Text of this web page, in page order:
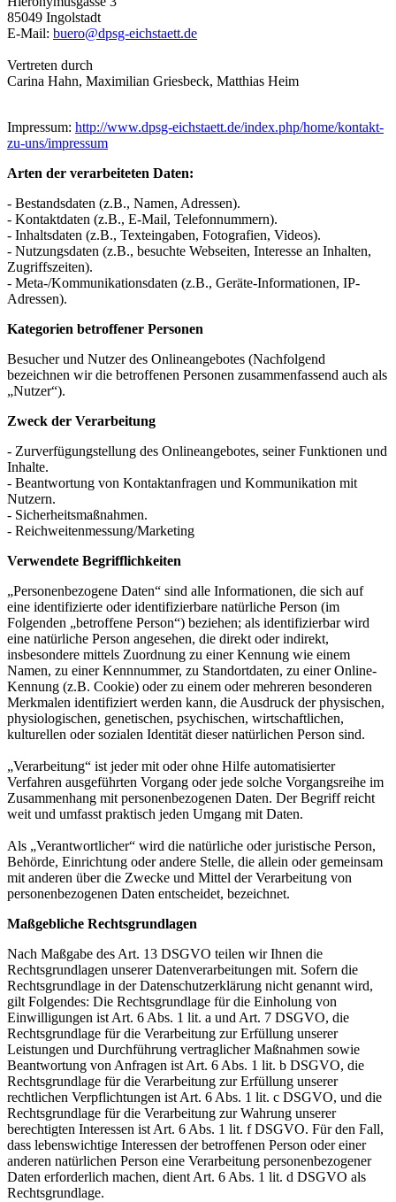
85049 Ingolstadt
E-Mail: buero@dpsg-eichstaett.de
Vertreten durch
Carina Hahn, Maximilian Griesbeck, Matthias Heim
Impressum: http://www.dpsg-eichstaett.de/index.php/home/kontakt-
zu-uns/impressum
Arten der verarbeiteten Daten:
- Bestandsdaten (z.B., Namen, Adressen).
- Kontaktdaten (z.B., E-Mail, Telefonnummern).
- Inhaltsdaten (z.B., Texteingaben, Fotografien, Videos).
- Nutzungsdaten (z.B., besuchte Webseiten, Interesse an Inhalten,
Zugriffszeiten).
- Meta-/Kommunikationsdaten (z.B., Geräte-Informationen, IP-
Adressen).
Kategorien betroffener Personen
Besucher und Nutzer des Onlineangebotes (Nachfolgend
bezeichnen wir die betroffenen Personen zusammenfassend auch als
„Nutzer“).
Zweck der Verarbeitung
- Zurverfügungstellung des Onlineangebotes, seiner Funktionen und
Inhalte.
- Beantwortung von Kontaktanfragen und Kommunikation mit
Nutzern.
- Sicherheitsmaßnahmen.
- Reichweitenmessung/Marketing
Verwendete Begrifflichkeiten
„Personenbezogene Daten“ sind alle Informationen, die sich auf
eine identifizierte oder identifizierbare natürliche Person (im
Folgenden „betroffene Person“) beziehen; als identifizierbar wird
eine natürliche Person angesehen, die direkt oder indirekt,
insbesondere mittels Zuordnung zu einer Kennung wie einem
Namen, zu einer Kennnummer, zu Standortdaten, zu einer Online-
Kennung (z.B. Cookie) oder zu einem oder mehreren besonderen
Merkmalen identifiziert werden kann, die Ausdruck der physischen,
physiologischen, genetischen, psychischen, wirtschaftlichen,
kulturellen oder sozialen Identität dieser natürlichen Person sind.
„Verarbeitung“ ist jeder mit oder ohne Hilfe automatisierter
Verfahren ausgeführten Vorgang oder jede solche Vorgangsreihe im
Zusammenhang mit personenbezogenen Daten. Der Begriff reicht
weit und umfasst praktisch jeden Umgang mit Daten.
Als „Verantwortlicher“ wird die natürliche oder juristische Person,
Behörde, Einrichtung oder andere Stelle, die allein oder gemeinsam
mit anderen über die Zwecke und Mittel der Verarbeitung von
personenbezogenen Daten entscheidet, bezeichnet.
Maßgebliche Rechtsgrundlagen
Nach Maßgabe des Art. 13 DSGVO teilen wir Ihnen die
Rechtsgrundlagen unserer Datenverarbeitungen mit. Sofern die
Rechtsgrundlage in der Datenschutzerklärung nicht genannt wird,
gilt Folgendes: Die Rechtsgrundlage für die Einholung von
Einwilligungen ist Art. 6 Abs. 1 lit. a und Art. 7 DSGVO, die
Rechtsgrundlage für die Verarbeitung zur Erfüllung unserer
Leistungen und Durchführung vertraglicher Maßnahmen sowie
Beantwortung von Anfragen ist Art. 6 Abs. 1 lit. b DSGVO, die
Rechtsgrundlage für die Verarbeitung zur Erfüllung unserer
rechtlichen Verpflichtungen ist Art. 6 Abs. 1 lit. c DSGVO, und die
Rechtsgrundlage für die Verarbeitung zur Wahrung unserer
berechtigten Interessen ist Art. 6 Abs. 1 lit. f DSGVO. Für den Fall,
dass lebenswichtige Interessen der betroffenen Person oder einer
anderen natürlichen Person eine Verarbeitung personenbezogener
Daten erforderlich machen, dient Art. 6 Abs. 1 lit. d DSGVO als
Rechtsgrundlage.